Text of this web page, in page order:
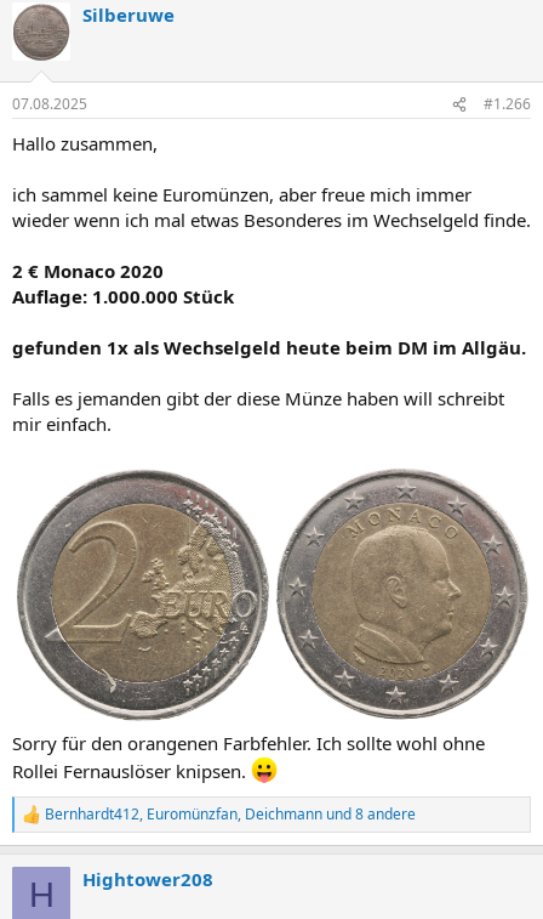
k
t
i
e
:
Silberuwe
07.08.2025 #1.266
Hallo zusammen,
ich sammel keine Euromünzen, aber freue mich immer
wieder wenn ich mal etwas Besonderes im Wechselgeld finde.
2 € Monaco 2020
Auflage: 1.000.000 Stück
gefunden 1x als Wechselgeld heute beim DM im Allgäu.
Falls es jemanden gibt der diese Münze haben will schreibt
mir einfach.
Sorry für den orangenen Farbfehler. Ich sollte wohl ohne
Rollei Fernauslöser knipsen.
R
e
Bernhardt412, Euromünzfan, Deichmann und 8 andere
H Hightower208